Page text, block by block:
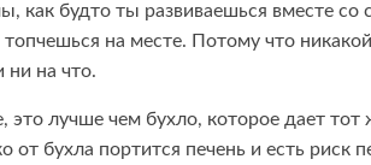
как будто ты развиваешься вместе
на месте. Потому что
ни на что.
это лучше чем бухло, которое дает
от бухла портится печень и есть риск